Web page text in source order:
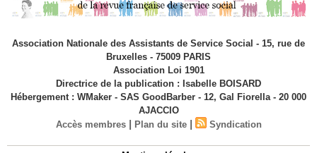
Association Nationale des Assistants de Service Social - 15, rue de
Bruxelles - 75009 PARIS
Association Loi 1901
Directrice de la publication : Isabelle BOISARD
Hébergement : WMaker - SAS GoodBarber - 12, Gal Fiorella - 20 000
AJACCIO
Accès membres | Plan du site | Syndication